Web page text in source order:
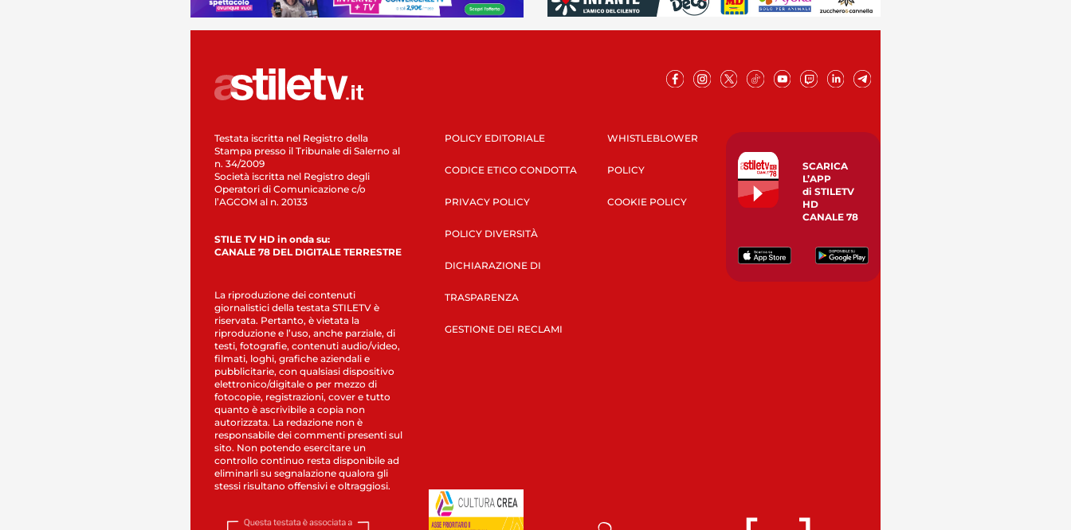
Testata iscritta nel Registro della
Stampa presso il Tribunale di Salerno al
n. 34/2009
Società iscritta nel Registro degli
Operatori di Comunicazione c/o
l’AGCOM al n. 20133
STILE TV HD in onda su:
CANALE 78 DEL DIGITALE TERRESTRE
La riproduzione dei contenuti
giornalistici della testata STILETV è
riservata. Pertanto, è vietata la
riproduzione e l’uso, anche parziale, di
testi, fotografie, contenuti audio/video,
filmati, loghi, grafiche aziendali e
pubblicitarie, con qualsiasi dispositivo
elettronico/digitale o per mezzo di
fotocopie, registrazioni, cover e tutto
quanto è ascrivibile a copia non
autorizzata. La redazione non è
responsabile dei commenti presenti sul
sito. Non potendo esercitare un
controllo continuo resta disponibile ad
eliminarli su segnalazione qualora gli
stessi risultano offensivi e oltraggiosi.
POLICY EDITORIALE
CODICE ETICO CONDOTTA
PRIVACY POLICY
POLICY DIVERSITÀ
DICHIARAZIONE DI
TRASPARENZA
GESTIONE DEI RECLAMI
WHISTLEBLOWER
POLICY
COOKIE POLICY
SCARICA
L’APP
di STILETV
HD
CANALE 78